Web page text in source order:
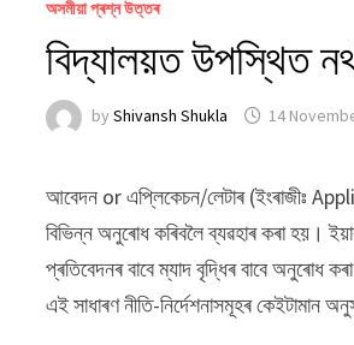
অসমীয়া প্ৰশ্ন উত্তৰ
বিদ্যালয়ত উপস্থিত
byShivansh Shukla 14
আবেদন or এপ্লিকেচন/লেটাৰ (ইংৰাজীঃ
বিভিন্ন অনুৰোধ কৰিবলৈ ব্যৱহাৰ কৰা হয়।
প্ৰতিবেদনৰ বাবে ম্যাদ বৃদ্ধিৰ বাবে অনুৰোধ
এই সাধাৰণ নীতি-নিৰ্দেশনাসমূহৰ কেইটামান